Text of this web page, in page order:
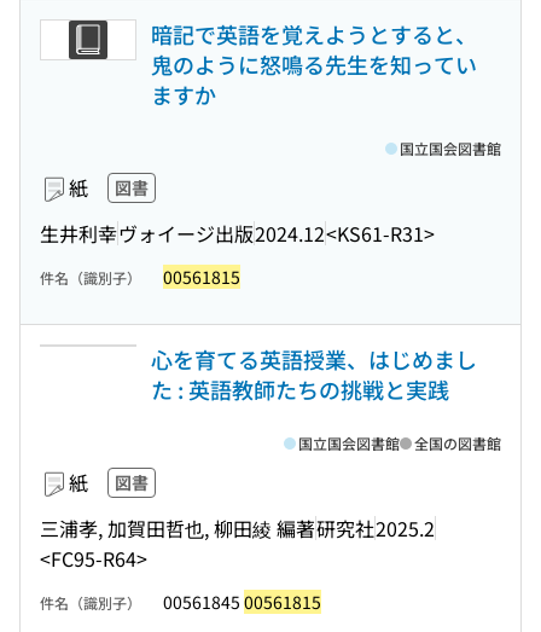
暗記で英語を覚えようとすると、
鬼のように怒鳴る先生を知ってい
ますか
紙 図書
生井利幸ヴォイージ出版2024.12<KS61-R31>
国立国会図書館
件名（識別子） 00561815
心を育てる英語授業、はじめまし
た : 英語教師たちの挑戦と実践
紙 図書
三浦孝, 加賀田哲也, 柳田綾 編著研究社2025.2
<FC95-R64>
国立国会図書館 全国の図書館
件名（識別子） 00561845 00561815